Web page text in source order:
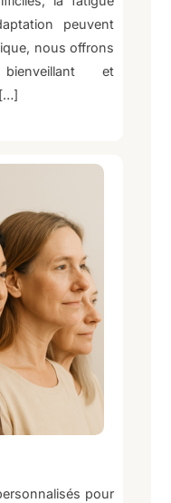
peuvent
nous offrons
et
pour